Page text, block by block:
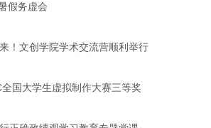
假务虚会
！文创学院学术交流营顺利举行
国大学生虚拟制作大赛三等奖